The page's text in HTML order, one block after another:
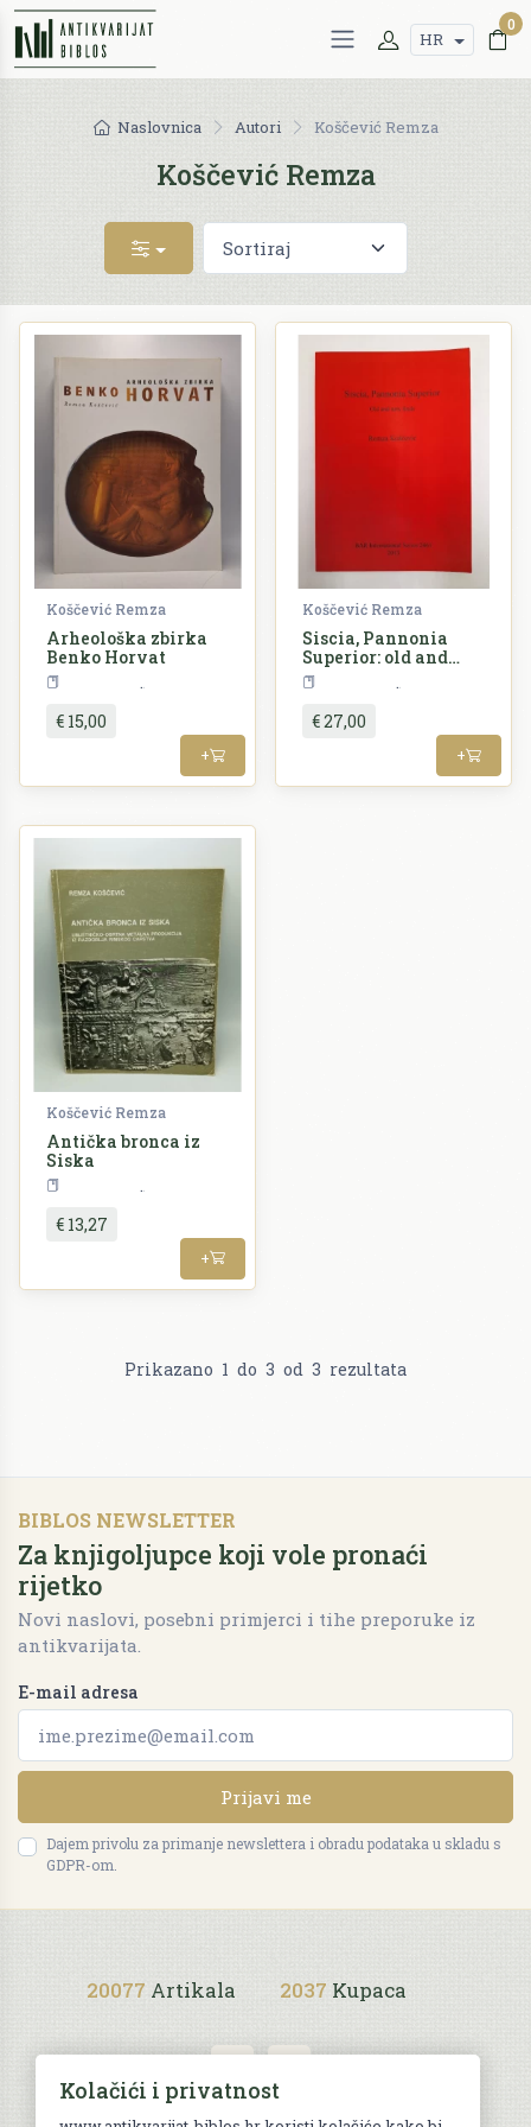
HR
0
Naslovnica Autori Koščević Remza
Koščević Remza
Koščević Remza
Arheološka zbirka
Benko Horvat
€ 15,00
+
Koščević Remza
Siscia, Pannonia
Superior: old and
new finds
€ 27,00
+
Koščević Remza
Antička bronca iz
Siska
€ 13,27
+
Prikazano 1 do 3 od 3 rezultata
BIBLOS NEWSLETTER
Za knjigoljupce koji vole pronaći
rijetko
Novi naslovi, posebni primjerci i tihe preporuke iz
antikvarijata.
E-mail adresa
Prijavi me
Dajem privolu za primanje newslettera i obradu podataka u skladu s
GDPR-om.
20077 Artikala 2037 Kupaca
Kolačići i privatnost